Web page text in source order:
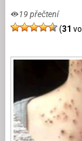
19 přečtení
(31